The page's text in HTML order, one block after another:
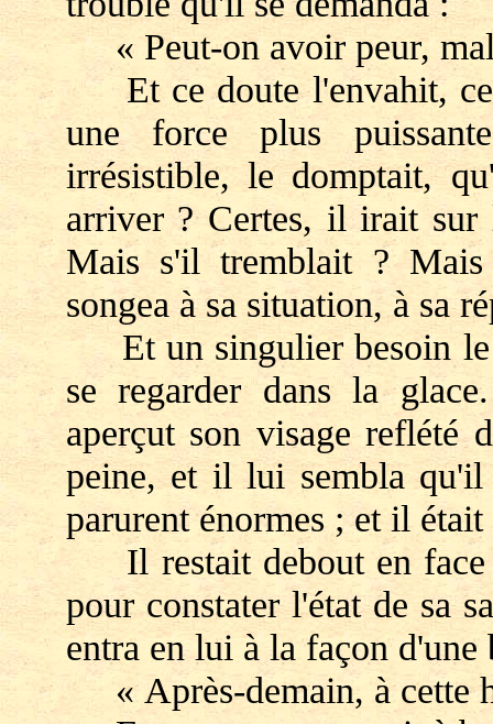
« Peut-on avoir peur,
Et ce doute l'envahit,
une force plus
irrésistible, le domptait,
arriver ? Certes, il irait
Mais s'il tremblait ?
songea à sa situation, à sa
Et un singulier besoin le
se regarder dans la
aperçut son visage reflété
peine, et il lui sembla
parurent énormes ; et il
Il restait debout en face
pour constater l'état de sa
entra en lui à la façon d'une
« Après-demain, à cette